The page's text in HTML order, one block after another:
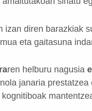
izan diren barazkiak
eta gaitasuna
ren helburu nagusia
janaria